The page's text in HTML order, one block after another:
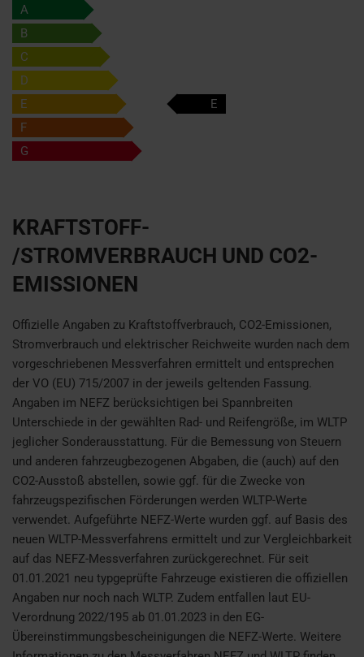
A
B
C
D
E
E
F
G
KRAFTSTOFF-
/STROMVERBRAUCH UND CO2-
EMISSIONEN
Offizielle Angaben zu Kraftstoffverbrauch, CO2-Emissionen,
Stromverbrauch und elektrischer Reichweite wurden nach dem
vorgeschriebenen Messverfahren ermittelt und entsprechen
der VO (EU) 715/2007 in der jeweils geltenden Fassung.
Angaben im NEFZ berücksichtigen bei Spannbreiten
Unterschiede in der gewählten Rad- und Reifengröße, im WLTP
jeglicher Sonderausstattung. Für die Bemessung von Steuern
und anderen fahrzeugbezogenen Abgaben, die (auch) auf den
CO2-Ausstoß abstellen, sowie ggf. für die Zwecke von
fahrzeugspezifischen Förderungen werden WLTP-Werte
verwendet. Aufgeführte NEFZ-Werte wurden ggf. auf Basis des
neuen WLTP-Messverfahrens ermittelt und zur Vergleichbarkeit
auf das NEFZ-Messverfahren zurückgerechnet. Für seit
01.01.2021 neu typgeprüfte Fahrzeuge existieren die offiziellen
Angaben nur noch nach WLTP. Zudem entfallen laut EU-
Verordnung 2022/195 ab 01.01.2023 in den EG-
Übereinstimmungsbescheinigungen die NEFZ-Werte. Weitere